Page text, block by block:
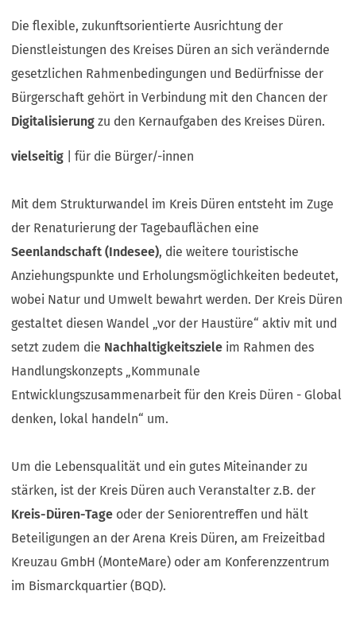
Die flexible, zukunftsorientierte Ausrichtung der
Dienstleistungen des Kreises Düren an sich verändernde
gesetzlichen Rahmenbedingungen und Bedürfnisse der
Bürgerschaft gehört in Verbindung mit den Chancen der
Digitalisierungzu den Kernaufgaben des Kreises Düren.
vielseitig | für die Bürger/-innen
Mit dem Strukturwandel im Kreis Düren entsteht im Zuge
der Renaturierung der Tagebauflächen eine
Seenlandschaft (Indesee), die weitere touristische
Anziehungspunkte und Erholungsmöglichkeiten bedeutet,
wobei Natur und Umwelt bewahrt werden. Der Kreis Düren
gestaltet diesen Wandel „vor der Haustüre“ aktiv mit und
setzt zudem die Nachhaltigkeitsziele im Rahmen des
Handlungskonzepts „Kommunale
Entwicklungszusammenarbeit für den Kreis Düren - Global
denken, lokal handeln“ um.
Um die Lebensqualität und ein gutes Miteinander zu
stärken, ist der Kreis Düren auch Veranstalter z.B. der
Kreis-Düren-Tage oder der Seniorentreffen und hält
Beteiligungen an der Arena Kreis Düren, am Freizeitbad
Kreuzau GmbH (MonteMare) oder am Konferenzzentrum
im Bismarckquartier (BQD).